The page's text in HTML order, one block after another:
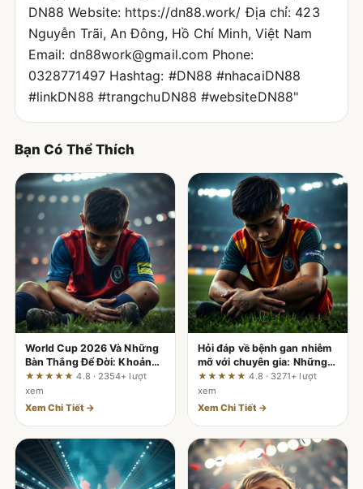
DN88 Website: https://dn88.work/ Địa chỉ: 423
Nguyễn Trãi, An Đông, Hồ Chí Minh, Việt Nam
Email: dn88work@gmail.com Phone:
0328771497 Hashtag: #DN88 #nhacaiDN88
#linkDN88 #trangchuDN88 #websiteDN88"
Bạn Có Thể Thích
World Cup 2026 Và Những
Bàn Thắng Để Đời: Khoảnh
Khắc Làm Nên Huyền Thoại
★★★★★4.8 · 2354+ lượt
xem
Xem Chi Tiết →
Hỏi đáp về bệnh gan nhiễm
mỡ với chuyên gia: Những
điều bạn cần biết ngay hôm
nay
★★★★★4.8 · 3271+ lượt
xem
Xem Chi Tiết →